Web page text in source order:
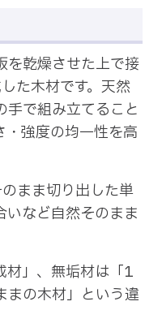
を乾燥させた上で接
た木材です。天然
手で組み立てること
・強度の均一性を高
まま切り出した単
いなど自然そのまま
材」、無垢材は「1
まの木材」という違